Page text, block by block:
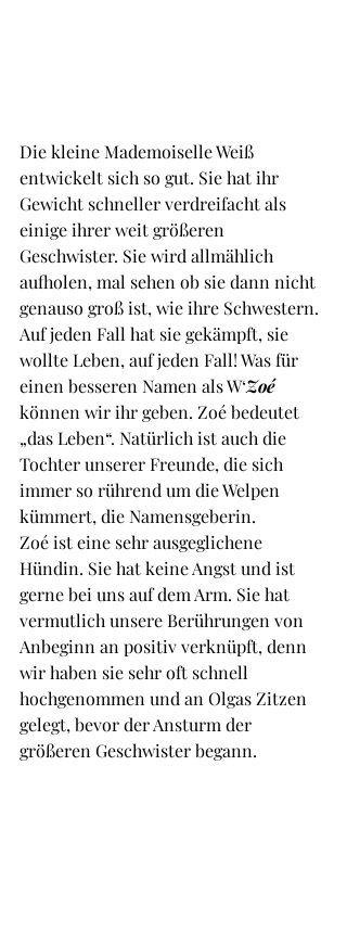
Die kleine Mademoiselle Weiß
entwickelt sich so gut. Sie hat ihr
Gewicht schneller verdreifacht als
einige ihrer weit größeren
Geschwister. Sie wird allmählich
aufholen, mal sehen ob sie dann nicht
genauso groß ist, wie ihre Schwestern.
Auf jeden Fall hat sie gekämpft, sie
wollte Leben, auf jeden Fall! Was für
einen besseren Namen als W‘Zoé
können wir ihr geben. Zoé bedeutet
„das Leben“. Natürlich ist auch die
Tochter unserer Freunde, die sich
immer so rührend um die Welpen
kümmert, die Namensgeberin.
Zoé ist eine sehr ausgeglichene
Hündin. Sie hat keine Angst und ist
gerne bei uns auf dem Arm. Sie hat
vermutlich unsere Berührungen von
Anbeginn an positiv verknüpft, denn
wir haben sie sehr oft schnell
hochgenommen und an Olgas Zitzen
gelegt, bevor der Ansturm der
größeren Geschwister begann.